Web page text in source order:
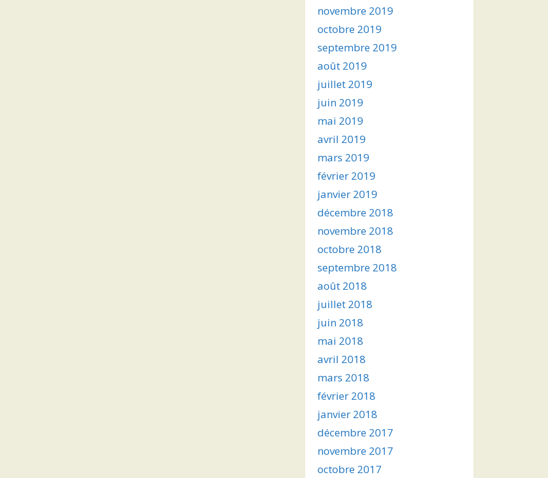
novembre 2019
octobre 2019
septembre 2019
août 2019
juillet 2019
juin 2019
mai 2019
avril 2019
mars 2019
février 2019
janvier 2019
décembre 2018
novembre 2018
octobre 2018
septembre 2018
août 2018
juillet 2018
juin 2018
mai 2018
avril 2018
mars 2018
février 2018
janvier 2018
décembre 2017
novembre 2017
octobre 2017